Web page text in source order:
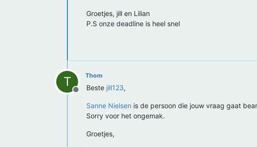
Groetjes, jill en Lilian
P.S onze deadline is heel snel
T
Offline
Thom
Beste jill123,
Sanne Nielsen is de persoon die jouw vraag gaat
Sorry voor het ongemak.
Groetjes,